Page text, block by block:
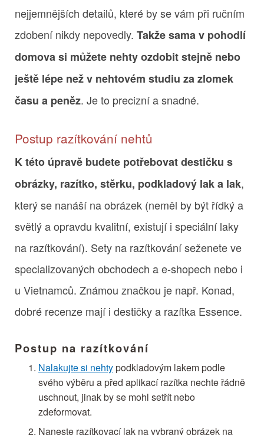
nejjemnějších detailů, které by se vám při ručním
zdobení nikdy nepovedly. Takže sama v pohodlí
domova si můžete nehty ozdobit stejně nebo
ještě lépe než v nehtovém studiu za zlomek
času a peněz. Je to precizní a snadné.
Postup razítkování nehtů
K této úpravě budete potřebovat destičku s
obrázky, razítko, stěrku, podkladový lak a lak,
který se nanáší na obrázek (neměl by být řídký a
světlý a opravdu kvalitní, existují i speciální laky
na razítkování). Sety na razítkování seženete ve
specializovaných obchodech a e-shopech nebo i
u Vietnamců. Známou značkou je např. Konad,
dobré recenze mají i destičky a razítka Essence.
Postup na razítkování
Nalakujte si nehtypodkladovým lakem podle
svého výběru a před aplikací razítka nechte řádně
uschnout, jinak by se mohl setřít nebo
zdeformovat.
Naneste razítkovací lak na vybraný obrázek na